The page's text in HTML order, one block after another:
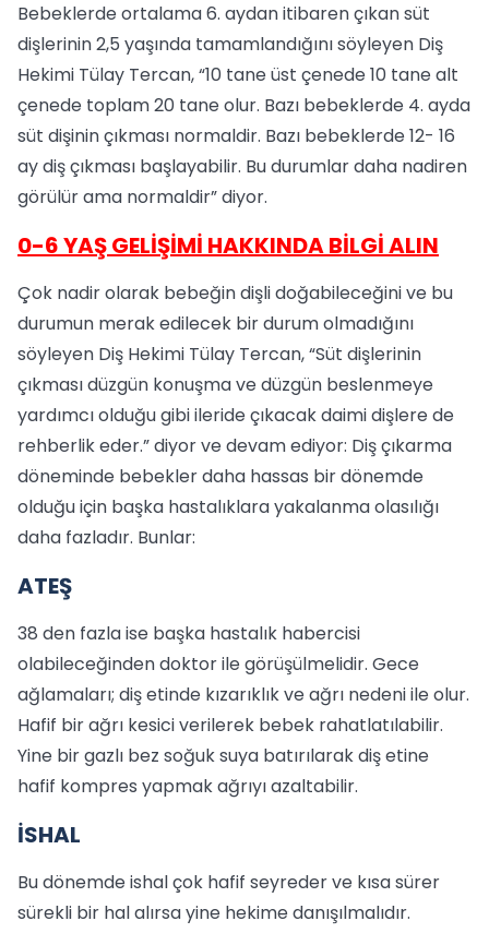
Bebeklerde ortalama 6. aydan itibaren çıkan süt
dişlerinin 2,5 yaşında tamamlandığını söyleyen Diş
Hekimi Tülay Tercan, “10 tane üst çenede 10 tane alt
çenede toplam 20 tane olur. Bazı bebeklerde 4. ayda
süt dişinin çıkması normaldir. Bazı bebeklerde 12- 16
ay diş çıkması başlayabilir. Bu durumlar daha nadiren
görülür ama normaldir” diyor.
0-6 YAŞ GELİŞİMİ HAKKINDA BİLGİ ALIN
Çok nadir olarak bebeğin dişli doğabileceğini ve bu
durumun merak edilecek bir durum olmadığını
söyleyen Diş Hekimi Tülay Tercan, “Süt dişlerinin
çıkması düzgün konuşma ve düzgün beslenmeye
yardımcı olduğu gibi ileride çıkacak daimi dişlere de
rehberlik eder.” diyor ve devam ediyor: Diş çıkarma
döneminde bebekler daha hassas bir dönemde
olduğu için başka hastalıklara yakalanma olasılığı
daha fazladır. Bunlar:
ATEŞ
38 den fazla ise başka hastalık habercisi
olabileceğinden doktor ile görüşülmelidir. Gece
ağlamaları; diş etinde kızarıklık ve ağrı nedeni ile olur.
Hafif bir ağrı kesici verilerek bebek rahatlatılabilir.
Yine bir gazlı bez soğuk suya batırılarak diş etine
hafif kompres yapmak ağrıyı azaltabilir.
İSHAL
Bu dönemde ishal çok hafif seyreder ve kısa sürer
sürekli bir hal alırsa yine hekime danışılmalıdır.